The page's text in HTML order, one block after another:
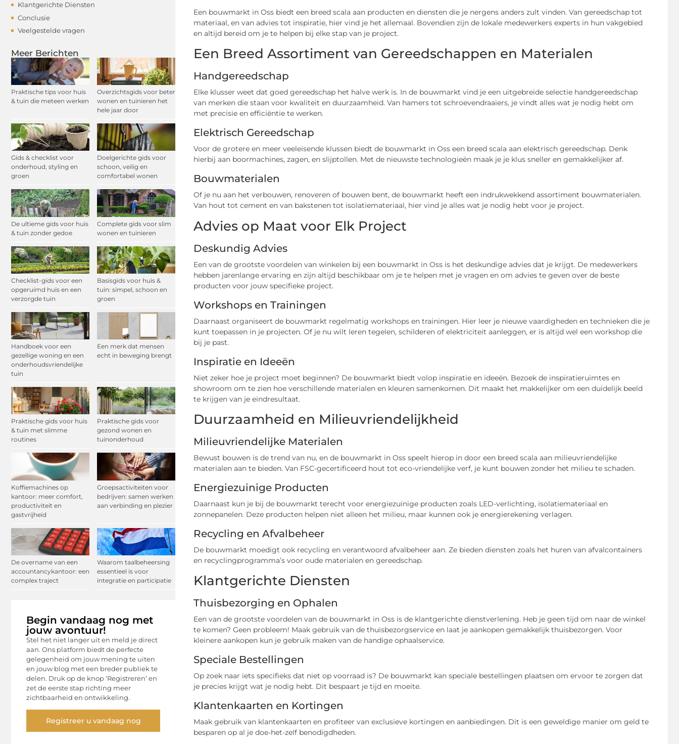
Klantgerichte Diensten
Conclusie
Veelgestelde vragen
Meer Berichten
Praktische tips voor huis
& tuin die meteen werken
Overzichtsgids voor beter
wonen en tuinieren het
hele jaar door
Gids & checklist voor
onderhoud, styling en
groen
Doelgerichte gids voor
schoon, veilig en
comfortabel wonen
De ultieme gids voor huis
& tuin zonder gedoe
Complete gids voor slim
wonen en tuinieren
Checklist-gids voor een
opgeruimd huis en een
verzorgde tuin
Basisgids voor huis &
tuin: simpel, schoon en
groen
Handboek voor een
gezellige woning en een
onderhoudsvriendelijke
tuin
Een merk dat mensen
echt in beweging brengt
Praktische gids voor huis
& tuin met slimme
routines
Praktische gids voor
gezond wonen en
tuinonderhoud
Koffiemachines op
kantoor: meer comfort,
productiviteit en
gastvrijheid
Groepsactiviteiten voor
bedrijven: samen werken
aan verbinding en plezier
De overname van een
accountancykantoor: een
complex traject
Waarom taalbeheersing
essentieel is voor
integratie en participatie
Begin vandaag nog met
jouw avontuur!
Stel het niet langer uit en meld je direct
aan. Ons platform biedt de perfecte
gelegenheid om jouw mening te uiten
en jouw blog met een breder publiek te
delen. Druk op de knop ‘Registreren’ en
zet de eerste stap richting meer
zichtbaarheid en ontwikkeling.
Registreer u vandaag nog
Een bouwmarkt in Oss biedt een breed scala aan producten en diensten die je nergens anders zult vinden. Van gereedschap tot
materiaal, en van advies tot inspiratie, hier vind je het allemaal. Bovendien zijn de lokale medewerkers experts in hun vakgebied
en altijd bereid om je te helpen bij elke stap van je project.
Een Breed Assortiment van Gereedschappen en Materialen
Handgereedschap
Elke klusser weet dat goed gereedschap het halve werk is. In de bouwmarkt vind je een uitgebreide selectie handgereedschap
van merken die staan voor kwaliteit en duurzaamheid. Van hamers tot schroevendraaiers, je vindt alles wat je nodig hebt om
met precisie en efficiëntie te werken.
Elektrisch Gereedschap
Voor de grotere en meer veeleisende klussen biedt de bouwmarkt in Oss een breed scala aan elektrisch gereedschap. Denk
hierbij aan boormachines, zagen, en slijptollen. Met de nieuwste technologieën maak je je klus sneller en gemakkelijker af.
Bouwmaterialen
Of je nu aan het verbouwen, renoveren of bouwen bent, de bouwmarkt heeft een indrukwekkend assortiment bouwmaterialen.
Van hout tot cement en van bakstenen tot isolatiemateriaal, hier vind je alles wat je nodig hebt voor je project.
Advies op Maat voor Elk Project
Deskundig Advies
Een van de grootste voordelen van winkelen bij een bouwmarkt in Oss is het deskundige advies dat je krijgt. De medewerkers
hebben jarenlange ervaring en zijn altijd beschikbaar om je te helpen met je vragen en om advies te geven over de beste
producten voor jouw specifieke project.
Workshops en Trainingen
Daarnaast organiseert de bouwmarkt regelmatig workshops en trainingen. Hier leer je nieuwe vaardigheden en technieken die je
kunt toepassen in je projecten. Of je nu wilt leren tegelen, schilderen of elektriciteit aanleggen, er is altijd wel een workshop die
bij je past.
Inspiratie en Ideeën
Niet zeker hoe je project moet beginnen? De bouwmarkt biedt volop inspiratie en ideeën. Bezoek de inspiratieruimtes en
showroom om te zien hoe verschillende materialen en kleuren samenkomen. Dit maakt het makkelijker om een duidelijk beeld
te krijgen van je eindresultaat.
Duurzaamheid en Milieuvriendelijkheid
Milieuvriendelijke Materialen
Bewust bouwen is de trend van nu, en de bouwmarkt in Oss speelt hierop in door een breed scala aan milieuvriendelijke
materialen aan te bieden. Van FSC-gecertificeerd hout tot eco-vriendelijke verf, je kunt bouwen zonder het milieu te schaden.
Energiezuinige Producten
Daarnaast kun je bij de bouwmarkt terecht voor energiezuinige producten zoals LED-verlichting, isolatiemateriaal en
zonnepanelen. Deze producten helpen niet alleen het milieu, maar kunnen ook je energierekening verlagen.
Recycling en Afvalbeheer
De bouwmarkt moedigt ook recycling en verantwoord afvalbeheer aan. Ze bieden diensten zoals het huren van afvalcontainers
en recyclingprogramma’s voor oude materialen en gereedschap.
Klantgerichte Diensten
Thuisbezorging en Ophalen
Een van de grootste voordelen van de bouwmarkt in Oss is de klantgerichte dienstverlening. Heb je geen tijd om naar de winkel
te komen? Geen probleem! Maak gebruik van de thuisbezorgservice en laat je aankopen gemakkelijk thuisbezorgen. Voor
kleinere aankopen kun je gebruik maken van de handige ophaalservice.
Speciale Bestellingen
Op zoek naar iets specifieks dat niet op voorraad is? De bouwmarkt kan speciale bestellingen plaatsen om ervoor te zorgen dat
je precies krijgt wat je nodig hebt. Dit bespaart je tijd en moeite.
Klantenkaarten en Kortingen
Maak gebruik van klantenkaarten en profiteer van exclusieve kortingen en aanbiedingen. Dit is een geweldige manier om geld te
besparen op al je doe-het-zelf benodigdheden.